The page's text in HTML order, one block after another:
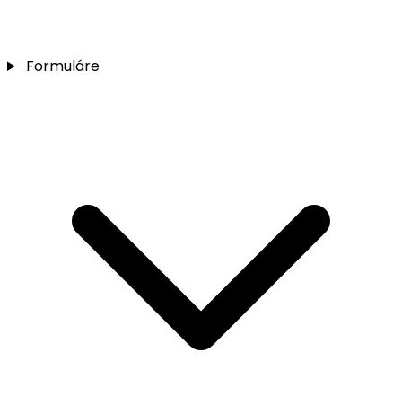
Formuláre